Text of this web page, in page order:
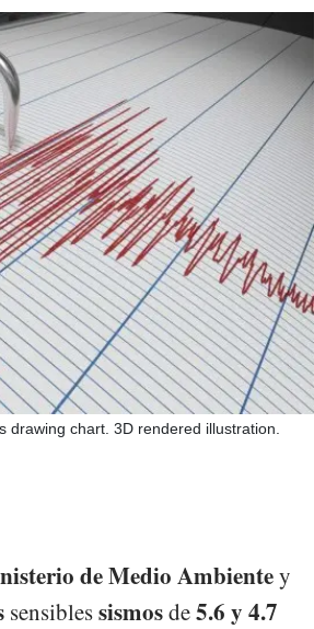
drawing chart. 3D rendered illustration.
de Medio Ambientey
sensiblessismosde5.6 y 4.7